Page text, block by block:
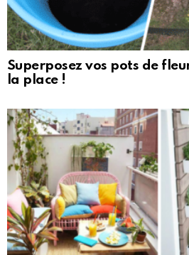
Superposez vos pots de
la place !